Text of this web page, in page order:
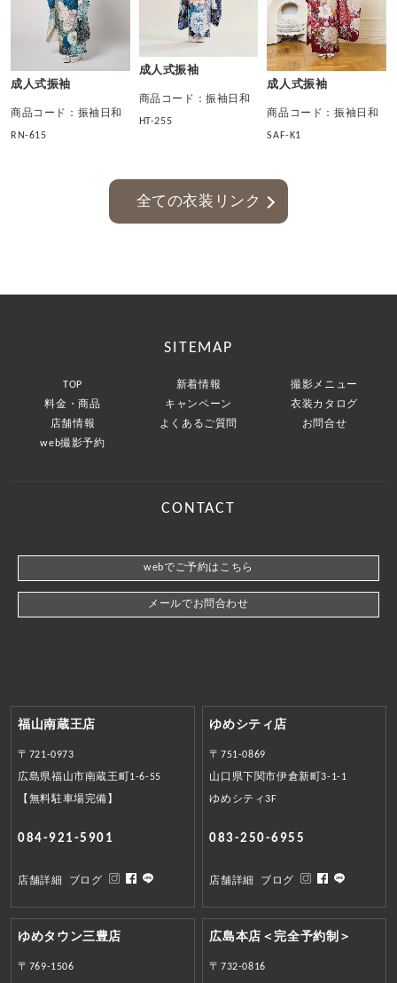
成人式振袖
商品コード：振袖日和
RN-615
成人式振袖
商品コード：振袖日和
HT-255
成人式振袖
商品コード：振袖日和
SAF-K1
全ての衣装リンク
SITEMAP
TOP 新着情報
撮影メニュー
料金・商品
キャンペーン
衣装カタログ
店舗情報
よくあるご質問
お問合せ
web撮影予約
CONTACT
webでご予約はこちら
メールでお問合わせ
福山南蔵王店
〒721-0973
広島県福山市南蔵王町1-6-55
【無料駐車場完備】
084-921-5901
店舗詳細 ブログ
ゆめシティ店
〒751-0869
山口県下関市伊倉新町3-1-1
ゆめシティ3F
083-250-6955
店舗詳細 ブログ
ゆめタウン三豊店
〒769-1506
広島本店＜完全予約制＞
〒732-0816